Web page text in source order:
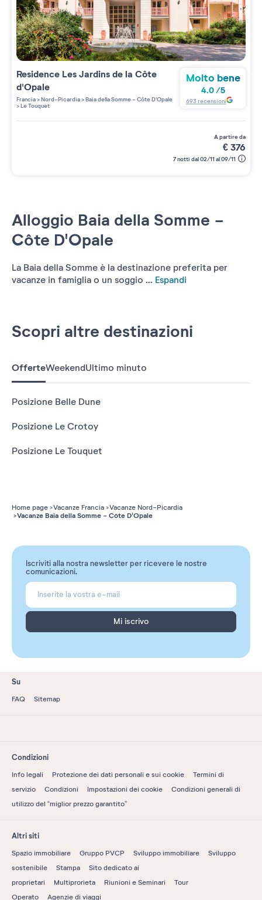
Alloggio Baia della Somme -
Côte D'Opale
La Baia della Somme è la destinazione preferita per
vacanze in famiglia o un soggio ... Espandi
Residence Les Jardins de la Côte
d'Opale
Francia>Nord-Picardia>Baia della Somme - Côte D'Opale
>Le Touquet
Molto bene
4.0/5
693recensioni
a partire da
€376
7 notti dal 02/11 al 09/11
Scopri altre destinazioni
OfferteWeekendUltimo minuto
Posizione Belle Dune
Posizione Le Crotoy
Posizione Le Touquet
Home page Vacanze Francia Vacanze Nord-Picardia
Vacanze Baia della Somme - Côte D'Opale
Iscriviti alla nostra newsletter per ricevere le nostre
comunicazioni.
Mi iscrivo
Su
FAQ Sitemap
Condizioni
Info legali Protezione dei dati personali e sui cookie
Termini di
servizio
Condizioni Impostazioni dei cookie
Condizioni generali di
utilizzo del “miglior prezzo garantito”
Altri siti
Spazio immobiliare Gruppo PVCP Sviluppo immobiliare
Sviluppo
sostenibile
Stampa
Sito dedicato ai
proprietari
Multiprorieta Riunioni e Seminari
Tour
Operato
Agenzie di viaggi